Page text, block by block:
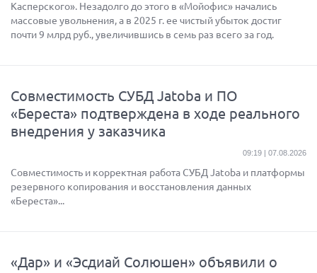
Касперского». Незадолго до этого в «Мойофис» начались
массовые увольнения, а в 2025 г. ее чистый убыток достиг
почти 9 млрд руб., увеличившись в семь раз всего за год.
Совместимость СУБД Jatoba и ПО
«Береста» подтверждена в ходе реального
внедрения у заказчика
09:19 | 07.08.2026
Совместимость и корректная работа СУБД Jatoba и платформы
резервного копирования и восстановления данных
«Береста»...
«Дар» и «Эсдиай Солюшен» объявили о